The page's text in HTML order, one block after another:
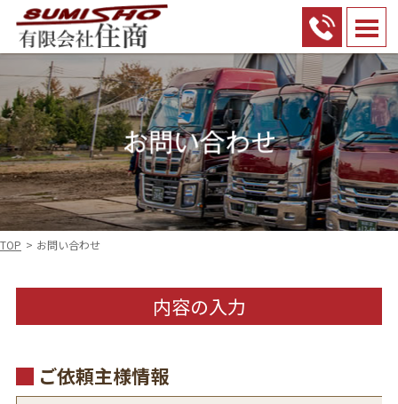
TOP お問い合わせ
内容の入力
ご依頼主様情報